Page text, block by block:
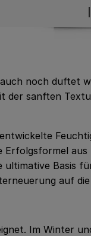
noch duftet
der sanften
Erfolgsformel
ultimative Basis
auf
Im Winter